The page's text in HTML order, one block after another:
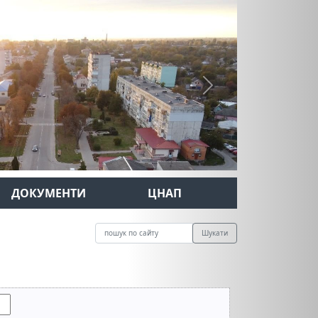
Next
ДОКУМЕНТИ ЦНАП
Шукати